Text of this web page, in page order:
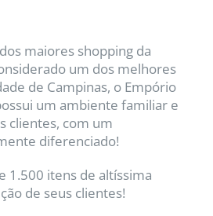
maiores shopping da
um dos melhores
de Campinas, o Empório
um ambiente familiar e
clientes, com um
diferenciado!
1.500 itens de altíssima
de seus clientes!